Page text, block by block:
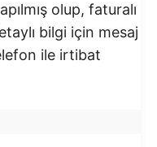
olup, faturalı
bilgi için mesaj
ile irtibat